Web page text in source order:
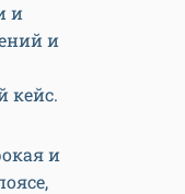
и
и
кейс.
и